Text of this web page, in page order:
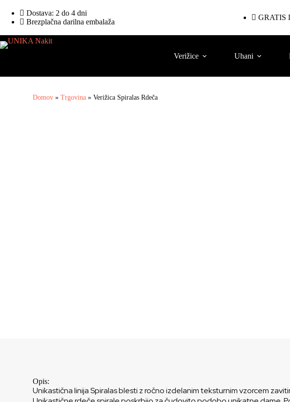
Dostava: 2 do 4 dni
Brezplačna darilna embalaža
GRATIS
Verižice Uhani
Domov »Trgovina »Verižica Spiralas Rdeča
Opis:
Unikastična linija Spiralas blesti z ročno izdelanim teksturnim vzorcem